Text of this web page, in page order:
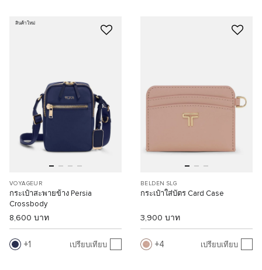
สินค้าใหม่
VOYAGEUR
กระเป๋าสะพายข้าง Persia
Crossbody
8,600 บาท
1 เปรียบเทียบ
BELDEN SLG
กระเป๋าใส่บัตร Card Case
3,900 บาท
4 เปรียบเทียบ